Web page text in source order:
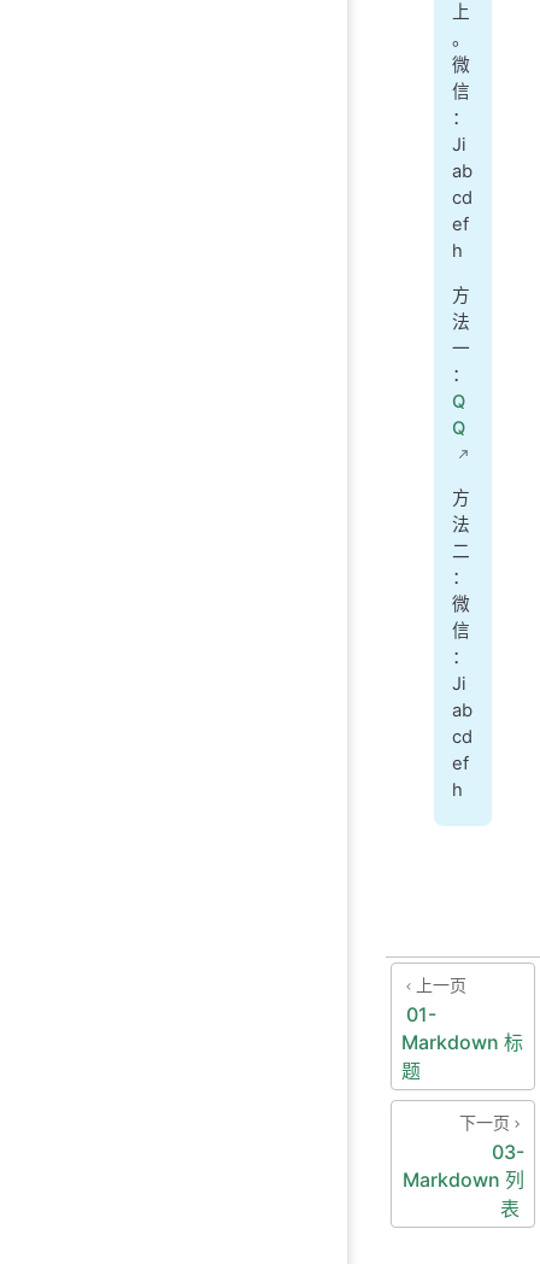
上
。
微
信
：
Ji
ab
cd
ef
h
方
法
一
：
Q
Q
方
法
二
：
微
信
：
Ji
ab
cd
ef
h
上一页
01-
Markdown 标
题
下一页
03-
Markdown 列
表